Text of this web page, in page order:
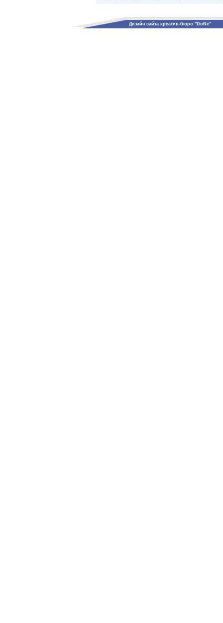
Дизайн сайта креатив-бюро "DoNe"